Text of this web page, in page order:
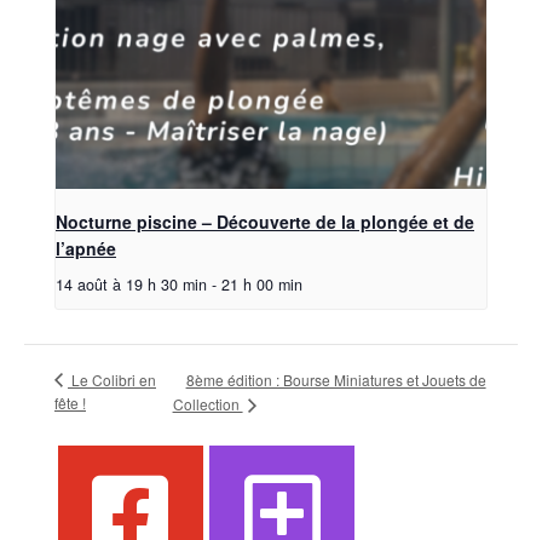
Nocturne piscine – Découverte de la plongée et de
l’apnée
14 août à 19 h 30 min - 21 h 00 min
Le Colibri en
fête !
8ème édition : Bourse Miniatures et Jouets de
Collection